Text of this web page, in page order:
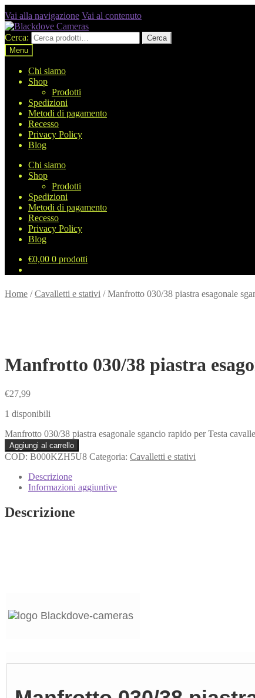
Vai alla navigazione Vai al contenuto
Cerca:
Cerca
Menu
Chi siamo
Shop
Prodotti
Spedizioni
Metodi di pagamento
Recesso
Privacy Policy
Blog
Chi siamo
Shop
Prodotti
Spedizioni
Metodi di pagamento
Recesso
Privacy Policy
Blog
€0,00 0 prodotti
Home /Cavalletti e stativi /Manfrotto 030/38 piastra esagonale
Manfrotto 030/38 piastra
€27,99
1 disponibili
Manfrotto 030/38 piastra esagonale sgancio rapido per Testa
Aggiungi al carrello
COD: B000KZH5U8 Categoria: Cavalletti e stativi
Descrizione
Informazioni aggiuntive
Descrizione